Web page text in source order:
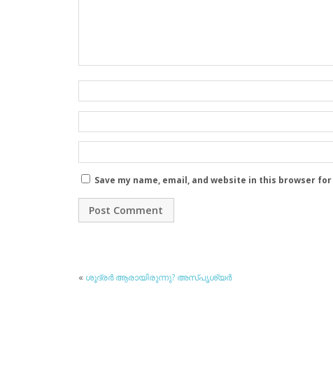
Save my name, email, and website in this browser
« ശൂദ്രര്‍ ആരായിരുന്നു? അസ്പൃശ്യര്‍